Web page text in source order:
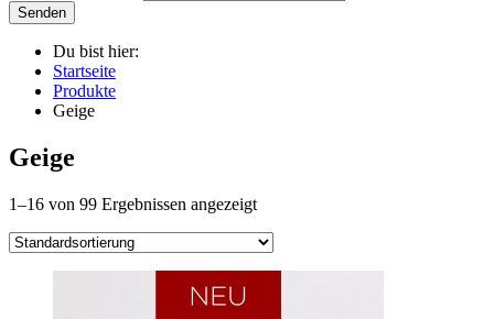
Du bist hier:
Startseite
Produkte
Geige
Geige
1–16 von 99 Ergebnissen angezeigt